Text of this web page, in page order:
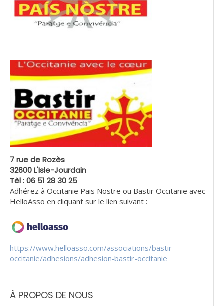
7 rue de Rozès
32600 L'Isle-Jourdain
Tèl : 06 51 28 30 25
Adhérez à Occitanie Pais Nostre ou Bastir Occitanie avec
HelloAsso en cliquant sur le lien suivant :
https://www.helloasso.com/associations/bastir-
occitanie/adhesions/adhesion-bastir-occitanie
À PROPOS DE NOUS